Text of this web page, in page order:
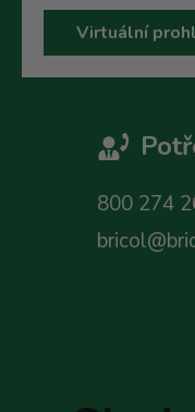
Virtuální
800 274